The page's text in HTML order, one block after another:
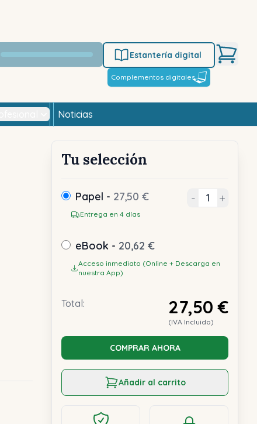
Estantería digital
Complementos digitales
Noticias
Tu selección
Papel - 27,50 €
Entrega en 4 días
- +
eBook - 20,62 €
Acceso inmediato (Online + Descarga en
nuestra App)
Total: 27,50 €
(IVA Incluido)
COMPRAR AHORA
Añadir al carrito